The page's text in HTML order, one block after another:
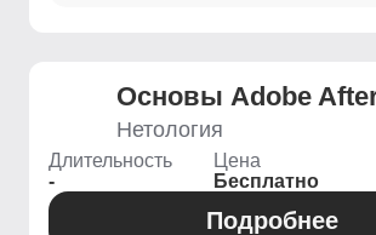
Основы Adobe
Нетология
Длительность
-
Цена
Бесплатно
Подробнее